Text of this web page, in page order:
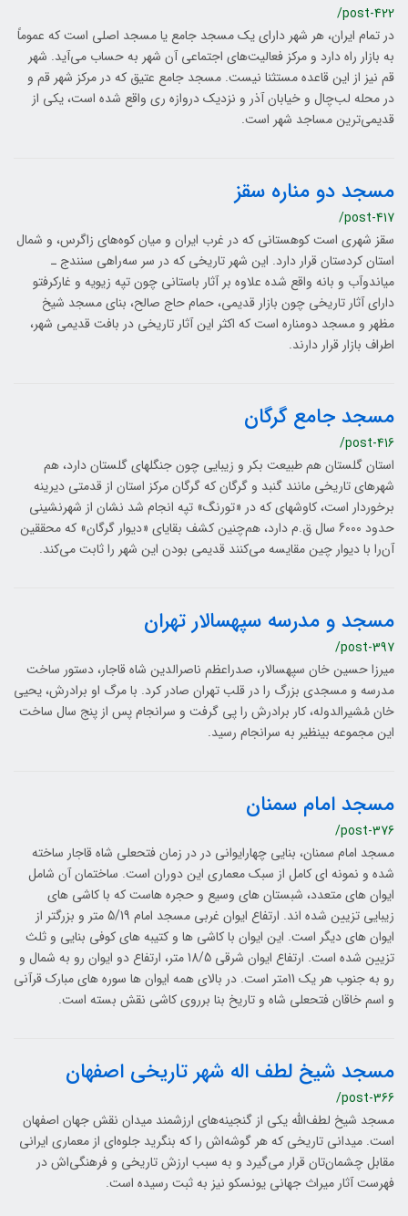
/post-422
در تمام ایران، هر شهر دارای یک مسجد جامع یا مسجد اصلی است که عموماً
به بازار راه دارد و مرکز فعالیت‌های اجتماعی آن شهر به حساب می‌آید. شهر
قم نیز از این قاعده مستثنا نیست. مسجد جامع عتیق که در مرکز شهر قم و
در محله لب‌چال و خیابان آذر و نزدیک دروازه ری واقع شده ‌است، یکی از
قدیمی‌ترین مساجد شهر است.
مسجد دو مناره سقز
/post-417
سقز شهری است کوهستانی که در غرب ایران و میان کوه‌های زاگرس، و شمال
استان کردستان قرار دارد. این شهر تاریخی که در سر سه‌راهی سنندج ـ
میاندوآب و بانه واقع شده علاوه بر آثار باستانی چون تپه زیویه و غارکرفتو
دارای آثار تاریخی چون بازار قدیمی، حمام حاج صالح، بنای مسجد شیخ
مظهر و مسجد دومناره است که اکثر این آثار تاریخی در بافت قدیمی شهر،
اطراف بازار قرار دارند.
مسجد جامع گرگان
/post-416
استان گلستان هم طبیعت بکر و زیبایی چون جنگل‎های گلستان دارد، هم
شهرهای تاریخی مانند گنبد و گرگان که گرگان مرکز استان از قدمتی دیرینه
برخوردار است، کاوش‎های که در «تورنگ» تپه انجام شد نشان از شهرنشینی
حدود 6000 سال ق.م دارد، هم‌چنین کشف بقایای «دیوار گرگان» که محققین
آن‌‌را با دیوار چین مقایسه می‌کنند قدیمی بودن این شهر را ثابت می‌کند.
مسجد و مدرسه سپهسالار تهران
/post-397
میرزا حسین خان سپهسالار، صدراعظم ناصرالدین شاه قاجار، دستور ساخت
مدرسه و مسجدی بزرگ را در قلب تهران صادر کرد. با مرگ او برادرش، یحیی
خان مُشیرالدوله، کار برادرش را پی گرفت و سرانجام پس از پنج سال ساخت
این مجموعه بی‎نظیر به سرانجام رسید.
مسجد امام سمنان
/post-376
مسجد امام سمنان، بنایی چهارایوانی در در زمان فتحعلی شاه قاجار ساخته
شده و نمونه ای کامل از سبک معماری این دوران است. ساختمان آن شامل
ایوان های متعدد، شبستان های وسیع و حجره ‌هاست که با کاشی های
زیبایی تزیین شده اند. ارتفاع ایوان غربی مسجد امام 5/19 متر و بزرگتر از
ایوان های دیگر است. این ایوان با کاشی ها و کتیبه های کوفی بنایی و ثلث
تزیین شده است. ارتفاع ایوان شرقی 18/5 متر، ارتفاع دو ایوان رو به شمال و
رو به جنوب هر یک 11متر است. در بالای همه ایوان ها سوره های مبارک قرآنی
و اسم خاقان فتحعلی شاه و تاریخ بنا برروی کاشی نقش بسته است.
مسجد شیخ لطف اله شهر تاریخی اصفهان
/post-366
مسجد شیخ لطف‌الله یکی از گنجینه‌های ارزشمند میدان نقش جهان اصفهان
است. میدانی تاریخی که هر گوشه‌اش را که بنگرید جلوه‌ای از معماری ایرانی
مقابل چشمان‌تان قرار می‌گیرد و به سبب ارزش تاریخی و فرهنگی‌اش در
فهرست آثار میراث جهانی یونسکو نیز به ثبت رسیده است.